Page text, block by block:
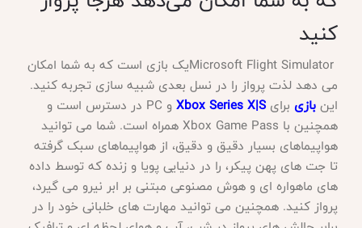
کنید
Microsoft Flight Simulatorیک بازی است که به شما امکان
می دهد لذت پرواز را در نسل بعدی شبیه سازی تجربه کنید.
اینبازی برای Xbox Series X|Sو PC در دسترس است و
همچنین با Xbox Game Passهمراه است. شما می توانید
هواپیماهای بسیار دقیق و دقیق، از هواپیماهای سبک گرفته
تا جت های پهن پیکر، را در دنیایی پویا و زنده که توسط داده
های ماهواره ای و هوش مصنوعی مبتنی بر ابر نیرو می گیرد،
پرواز کنید. همچنین می توانید مهارت های خلبانی خود را در